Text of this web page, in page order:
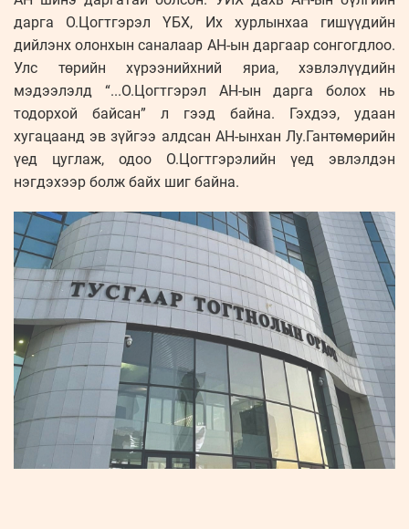
дарга О.Цогтгэрэл ҮБХ, Их хурлынхаа гишүүдийн
дийлэнх олонхын саналаар АН-ын даргаар сонгогдлоо.
Улс төрийн хүрээнийхний яриа, хэвлэлүүдийн
мэдээлэлд “...О.Цогтгэрэл АН-ын дарга болох нь
тодорхой байсан” л гээд байна. Гэхдээ, удаан
хугацаанд эв зүйгээ алдсан АН-ынхан Лу.Гантөмөрийн
үед цуглаж, одоо О.Цогтгэрэлийн үед эвлэлдэн
нэгдэхээр болж байх шиг байна.